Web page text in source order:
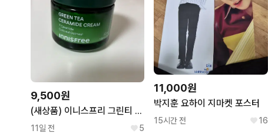
9,500원
(새상품) 이니스프리 그린티 세라마이드 크림 50ml
11일 전 5
11,000원
박지훈 요하이 지마켓 포스터
15시간 전 16